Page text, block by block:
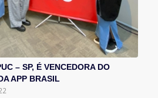
– SP, É VENCEDORA DO
APP BRASIL